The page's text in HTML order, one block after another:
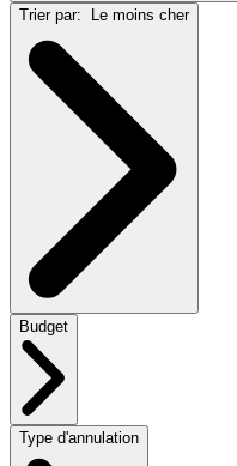
Trier par: Le moins cher
Budget
Type d'annulation